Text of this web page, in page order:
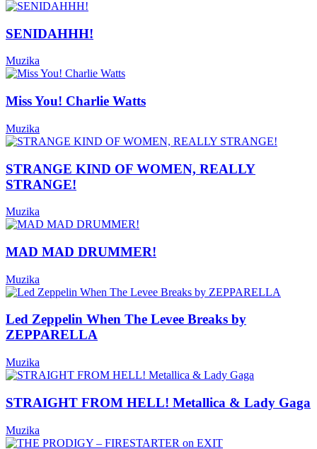
SENIDAHHH!
Muzika
Miss You! Charlie Watts
Muzika
STRANGE KIND OF WOMEN, REALLY
STRANGE!
Muzika
MAD MAD DRUMMER!
Muzika
Led Zeppelin When The Levee Breaks by
ZEPPARELLA
Muzika
STRAIGHT FROM HELL! Metallica & Lady Gaga
Muzika